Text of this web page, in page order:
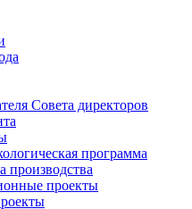
Совета директоров
программа
производства
проекты